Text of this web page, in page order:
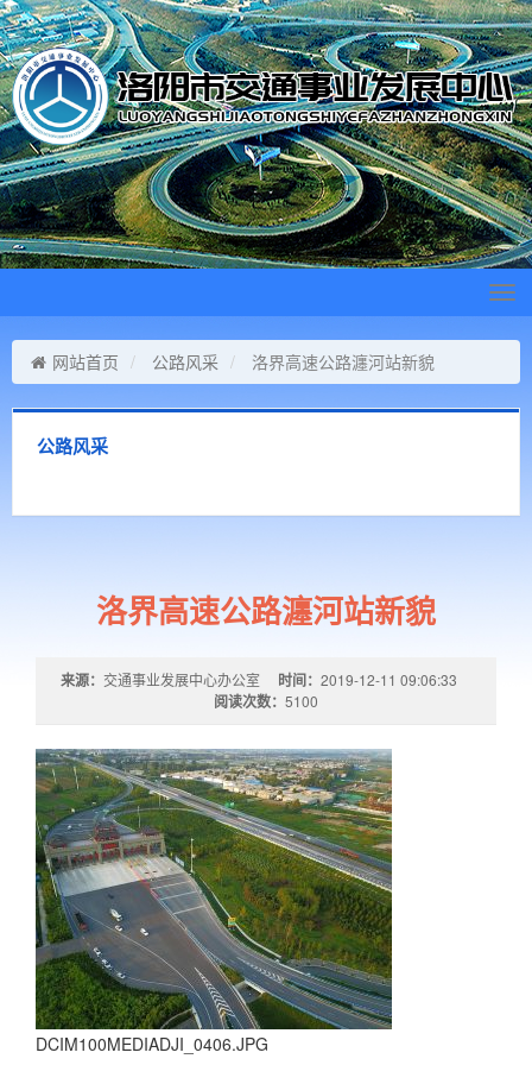
网站首页
公路风采 洛界高速公路瀍河站新貌
公路风采
洛界高速公路瀍河站新貌
来源： 交通事业发展中心办公室 时间： 2019-12-11 09:06:33
阅读次数： 5100
DCIM100MEDIADJI_0406.JPG